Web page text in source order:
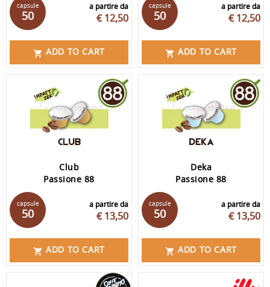
a partire da
€ 12,50
capsule
50
 ADD TO CART
a partire da
€ 12,50
capsule
50
 ADD TO CART
Club
Passione 88
a partire da
€ 13,50
capsule
50
 ADD TO CART
Deka
Passione 88
a partire da
€ 13,50
capsule
50
 ADD TO CART